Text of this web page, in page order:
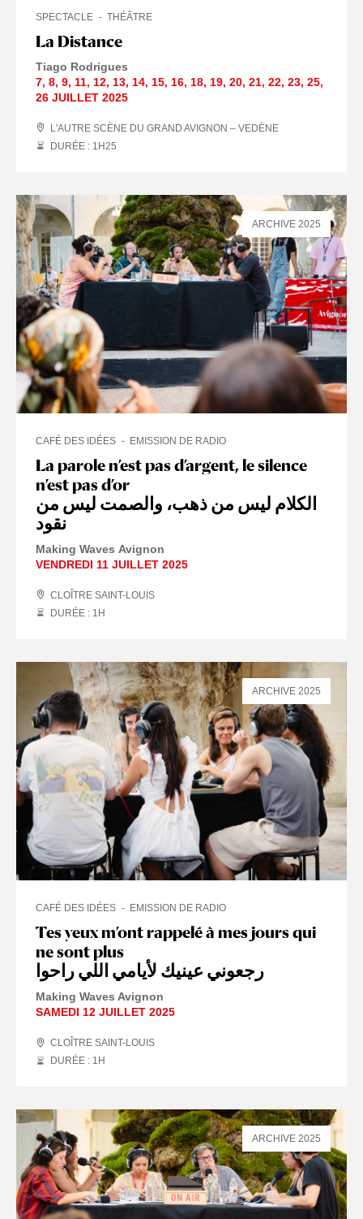
La Distance
SPECTACLE THÉÂTRE
Tiago Rodrigues
7, 8, 9, 11, 12, 13, 14, 15, 16, 18, 19, 20, 21, 22, 23, 25,
26 JUILLET 2025
L'AUTRE SCÈNE DU GRAND AVIGNON – VEDÈNE
DURÉE : 1 H25
La parole n’est pas d’argent, le silence
n’est pas d’or
الكلام ليس من ذهب، والصمت ليس من
نقود
CAFÉ DES IDÉES EMISSION DE RADIO
Making Waves Avignon
VENDREDI 11 JUILLET 2025
CLOÎTRE SAINT-LOUIS
DURÉE : 1 H
ARCHIVE 2025
Tes yeux m’ont rappelé à mes jours qui
ne sont plus
رجعوني عينيك لأيامي اللي راحوا
CAFÉ DES IDÉES EMISSION DE RADIO
Making Waves Avignon
SAMEDI 12 JUILLET 2025
CLOÎTRE SAINT-LOUIS
DURÉE : 1 H
ARCHIVE 2025
ARCHIVE 2025